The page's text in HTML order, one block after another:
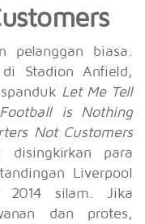
pelanggan biasa.
Stadion Anfield,
Let Me Tell
Football is Nothing
Not Customers
para
Liverpool
2014 silam. Jika
dan protes,